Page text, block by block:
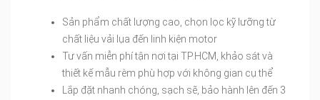
Sản phẩm chất lượng cao, chọn lọc kỹ lưỡng từ
chất liệu vải lụa đến linh kiện motor
Tư vấn miễn phí tận nơi tại TP.HCM, khảo sát và
thiết kế mẫu rèm phù hợp với không gian cụ thể
Lắp đặt nhanh chóng, sạch sẽ, bảo hành lên đến 3